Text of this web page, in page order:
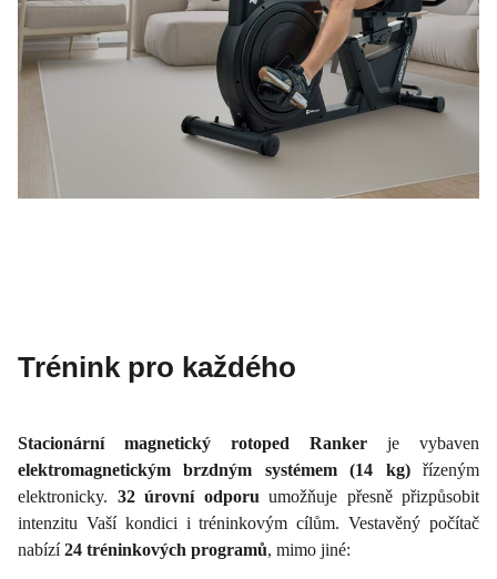
Trénink pro každého
Stacionární magnetický rotoped Ranker je vybaven
elektromagnetickým brzdným systémem (14 kg)řízeným
elektronicky. 32 úrovní odporu umožňuje přesně přizpůsobit
intenzitu Vaší kondici i tréninkovým cílům. Vestavěný počítač
nabízí24 tréninkových programů, mimo jiné: